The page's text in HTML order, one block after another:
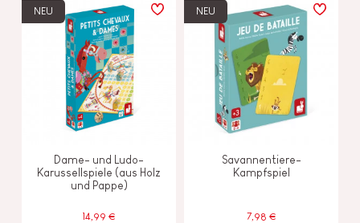
NEU
Dame- und Ludo-
Karussellspiele (aus Holz
und Pappe)
14,99 €
NEU
Savannentiere-
Kampfspiel
7,98 €